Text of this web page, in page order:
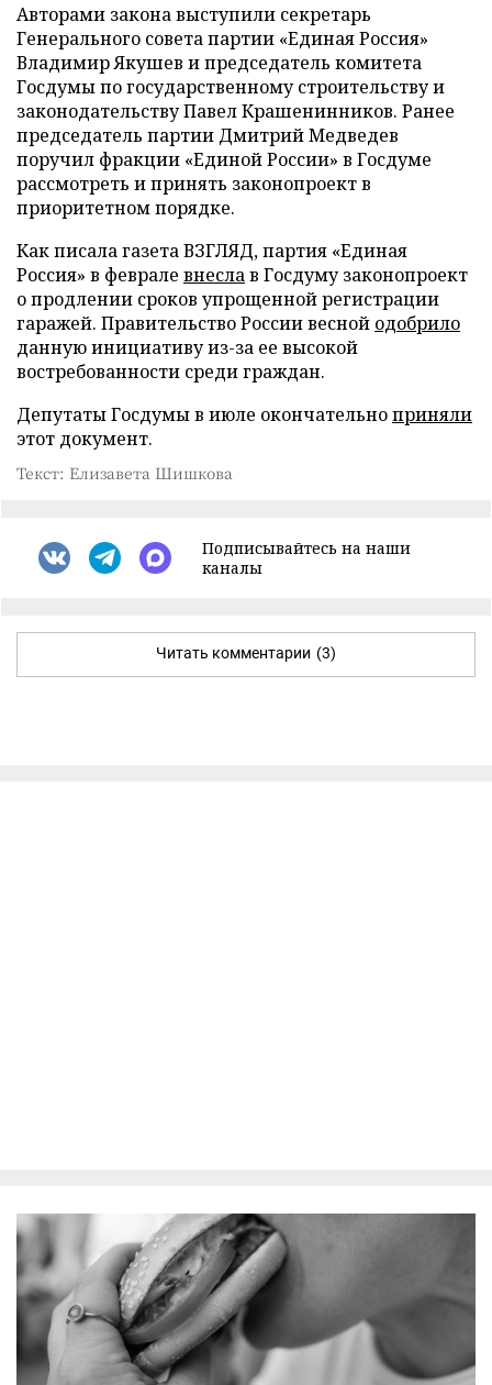
Авторами закона выступили секретарь
Генерального совета партии «Единая Россия»
Владимир Якушев и председатель комитета
Госдумы по государственному строительству и
законодательству Павел Крашенинников. Ранее
председатель партии Дмитрий Медведев
поручил фракции «Единой России» в Госдуме
рассмотреть и принять законопроект в
приоритетном порядке.
Как писала газета ВЗГЛЯД, партия «Единая
Россия» в феврале внеслав Госдуму законопроект
о продлении сроков упрощенной регистрации
гаражей. Правительство России весной одобрило
данную инициативу из-за ее высокой
востребованности среди граждан.
Депутаты Госдумы в июле окончательноприняли
этот документ.
Текст: Елизавета Шишкова
Подписывайтесь на наши
каналы
Читать комментарии (3)